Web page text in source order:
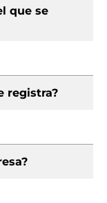
que se
registra?